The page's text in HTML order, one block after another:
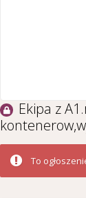
Ekipa z
To